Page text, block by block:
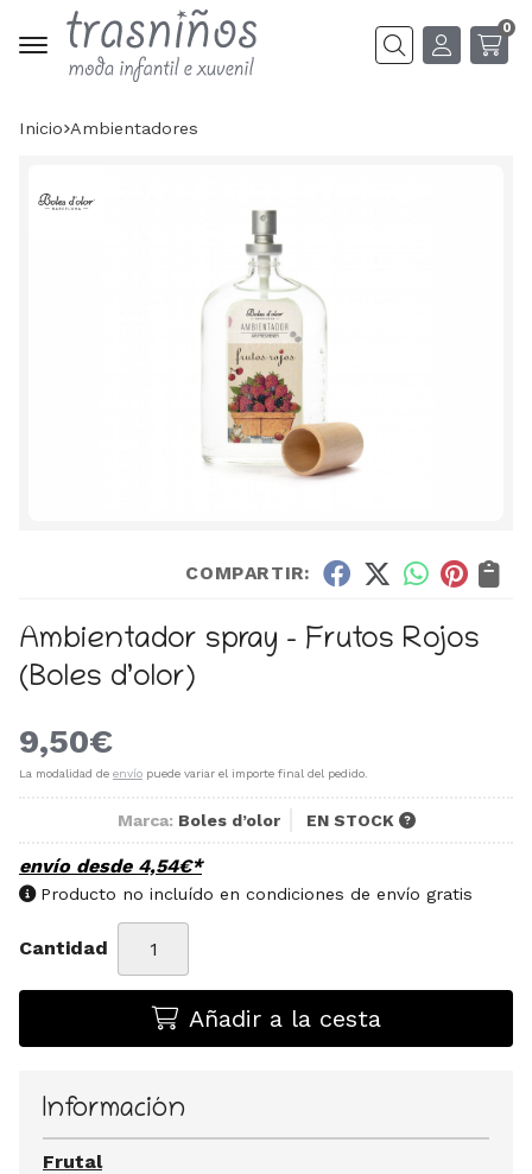
Buscar
0
Inicio ambientadores
COMPARTIR:
Ambientador spray - Frutos Rojos
(Boles d’olor)
9,50€
La modalidad de envío puede variar el importe final del pedido.
Marca: Boles d’olor EN STOCK
envío desde 4,54€*
Producto no incluído en condiciones de envío gratis
Cantidad
Añadir a la cesta
Información
Frutal